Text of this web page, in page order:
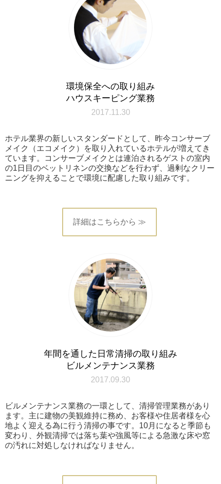
環境保全への取り組み
ハウスキーピング業務
2017.11.30
ホテル業界の新しいスタンダードとして、昨今コンサーブ
メイク（エコメイク）を取り入れているホテルが増えてき
ています。コンサーブメイクとは連泊されるゲストの室内
の1日目のベットリネンの交換などを行わず、過剰なクリー
ニングを抑えることで環境に配慮した取り組みです。
詳細はこちらから ≫
年間を通した日常清掃の取り組み
ビルメンテナンス業務
2017.09.30
ビルメンテナンス業務の一環として、清掃管理業務があり
ます。主に建物の美観維持に務め、お客様や住居者様を心
地よく迎える為に行う清掃の事です。10月になると季節も
変わり、外観清掃では落ち葉や強風等による急激な床や窓
の汚れに対処しなければなりません。